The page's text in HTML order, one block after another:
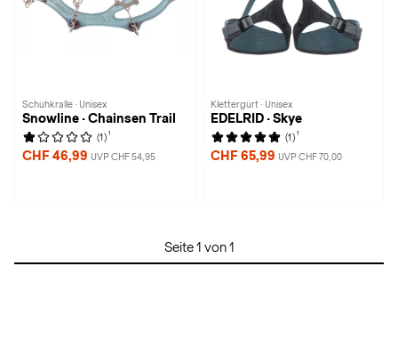
Schuhkralle · Unisex
Snowline · Chainsen Trail
(1) 1
CHF 46,99 UVP CHF 54,95
Klettergurt · Unisex
EDELRID · Skye
(1) 1
CHF 65,99 UVP CHF 70,00
Seite 1 von 1